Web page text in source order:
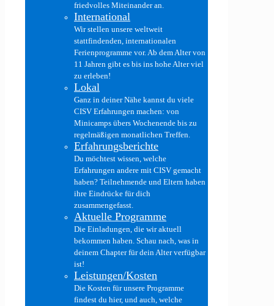
friedvolles Miteinander an.
International
Wir stellen unsere weltweit
stattfindenden, internationalen
Ferienprogramme vor. Ab dem Alter von
11 Jahren gibt es bis ins hohe Alter viel
zu erleben!
Lokal
Ganz in deiner Nähe kannst du viele
CISV Erfahrungen machen: von
Minicamps übers Wochenende bis zu
regelmäßigen monatlichen Treffen.
Erfahrungsberichte
Du möchtest wissen, welche
Erfahrungen andere mit CISV gemacht
haben? Teilnehmende und Eltern haben
ihre Eindrücke für dich
zusammengefasst.
Aktuelle Programme
Die Einladungen, die wir aktuell
bekommen haben. Schau nach, was in
deinem Chapter für dein Alter verfügbar
ist!
Leistungen/Kosten
Die Kosten für unsere Programme
findest du hier, und auch, welche